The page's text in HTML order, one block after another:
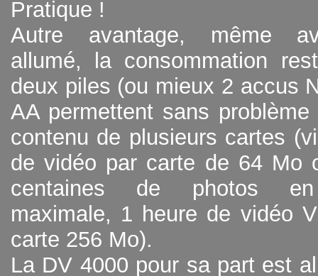
Pratique !
Autre avantage, même
allumé, la consommation
deux piles (ou mieux 2 accus
AA permettent sans
contenu de plusieurs cartes
de vidéo par carte de 64 Mo
centaines de photos en
maximale, 1 heure de vidéo
carte 256 Mo).
La DV 4000 pour sa part est